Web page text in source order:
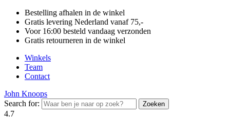
Bestelling afhalen in de winkel
Gratis levering Nederland vanaf 75,-
Voor 16:00 besteld vandaag verzonden
Gratis retourneren in de winkel
Winkels
Team
Contact
John Knoops
Search for:
4.7